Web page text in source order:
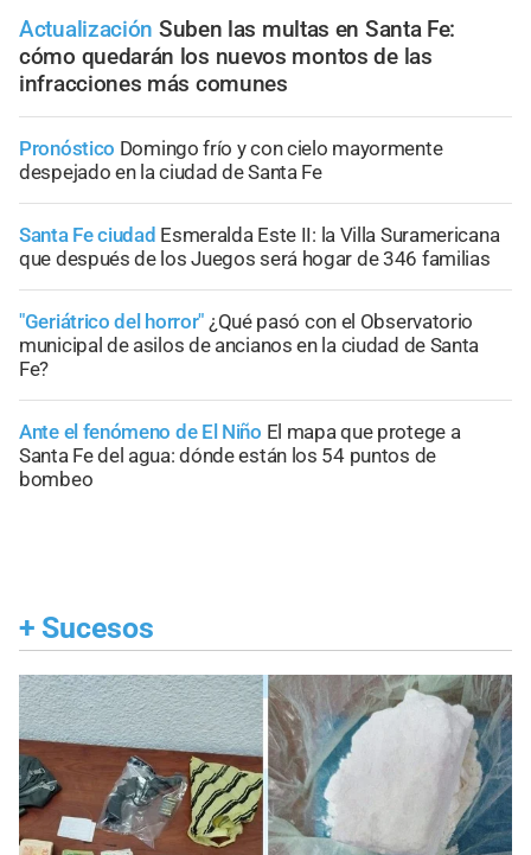
Actualización Suben las multas en Santa Fe:
cómo quedarán los nuevos montos de las
infracciones más comunes
Pronóstico Domingo frío y con cielo mayormente
despejado en la ciudad de Santa Fe
Santa Fe ciudad Esmeralda Este II: la Villa Suramericana
que después de los Juegos será hogar de 346 familias
"Geriátrico del horror" ¿Qué pasó con el Observatorio
municipal de asilos de ancianos en la ciudad de Santa
Fe?
Ante el fenómeno de El Niño El mapa que protege a
Santa Fe del agua: dónde están los 54 puntos de
bombeo
+ Sucesos